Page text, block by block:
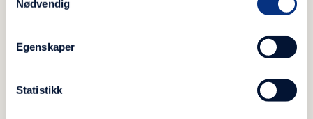
Nødvendig
Egenskaper
Statistikk
22 99 49 43/22 99 49 00(sentralbord)